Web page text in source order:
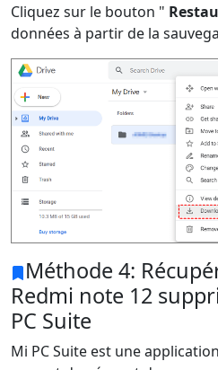
Cliquez sur le bouton "
données à partir de la
Méthode 4:
Redmi note 12
PC Suite
Mi PC Suite est une
Changement
English
日本
Deutsche